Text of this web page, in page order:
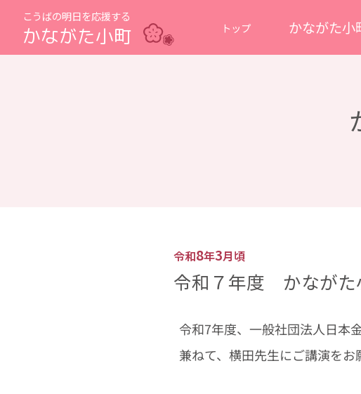
こうばの明日を応援する
かながた小町 トップ かながた小
令和8年3月頃
令和７年度 かながた
令和7年度、一般社団法人日本
兼ねて、横田先生にご講演をお